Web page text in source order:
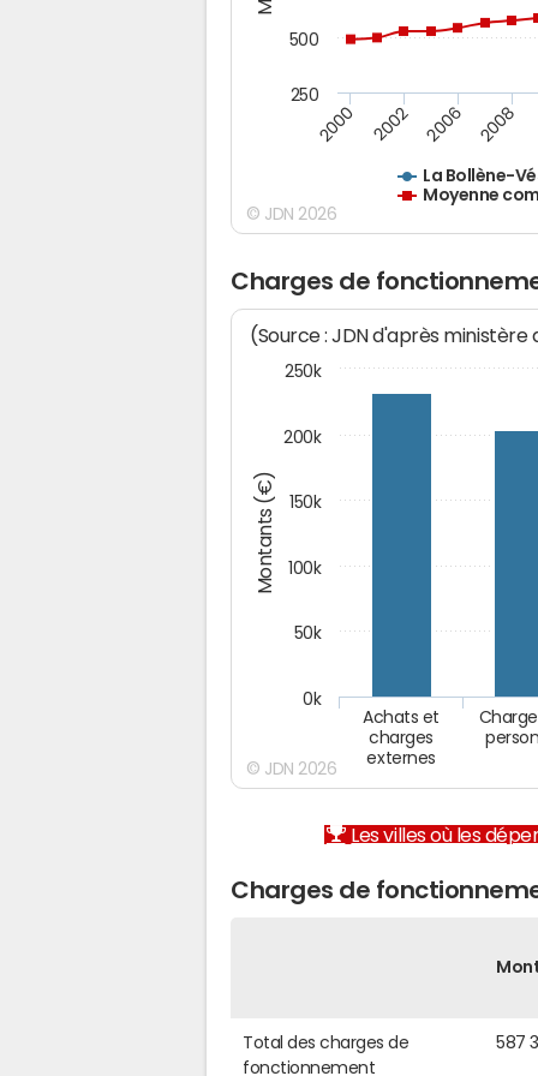
La Bollène-
Moyenne
2000 2002 2006 2008
250
500
© JDN 2026
Charges de
Montants (€)
(Source : JDN d'après ministère
Achats et
charges
externes
0k
50k
100k
150k
200k
250k
© JDN 2026
Les villes où les
Charges de
Total des charges de
fonctionnement
587